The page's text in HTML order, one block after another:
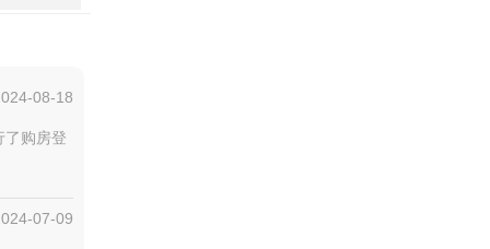
08-18
了购房登
07-09